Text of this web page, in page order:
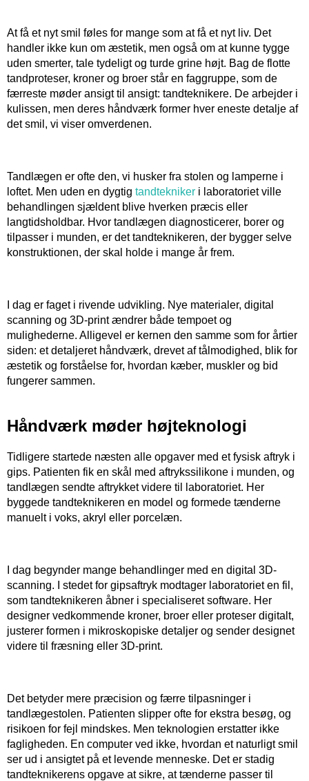
At få et nyt smil føles for mange som at få et nyt liv. Det
handler ikke kun om æstetik, men også om at kunne tygge
uden smerter, tale tydeligt og turde grine højt. Bag de flotte
tandproteser, kroner og broer står en faggruppe, som de
færreste møder ansigt til ansigt: tandteknikere. De arbejder i
kulissen, men deres håndværk former hver eneste detalje af
det smil, vi viser omverdenen.
Tandlægen er ofte den, vi husker fra stolen og lamperne i
loftet. Men uden en dygtig tandtekniker i laboratoriet ville
behandlingen sjældent blive hverken præcis eller
langtidsholdbar. Hvor tandlægen diagnosticerer, borer og
tilpasser i munden, er det tandteknikeren, der bygger selve
konstruktionen, der skal holde i mange år frem.
I dag er faget i rivende udvikling. Nye materialer, digital
scanning og 3D-print ændrer både tempoet og
mulighederne. Alligevel er kernen den samme som for årtier
siden: et detaljeret håndværk, drevet af tålmodighed, blik for
æstetik og forståelse for, hvordan kæber, muskler og bid
fungerer sammen.
Håndværk møder højteknologi
Tidligere startede næsten alle opgaver med et fysisk aftryk i
gips. Patienten fik en skål med aftrykssilikone i munden, og
tandlægen sendte aftrykket videre til laboratoriet. Her
byggede tandteknikeren en model og formede tænderne
manuelt i voks, akryl eller porcelæn.
I dag begynder mange behandlinger med en digital 3D-
scanning. I stedet for gipsaftryk modtager laboratoriet en fil,
som tandteknikeren åbner i specialiseret software. Her
designer vedkommende kroner, broer eller proteser digitalt,
justerer formen i mikroskopiske detaljer og sender designet
videre til fræsning eller 3D-print.
Det betyder mere præcision og færre tilpasninger i
tandlægestolen. Patienten slipper ofte for ekstra besøg, og
risikoen for fejl mindskes. Men teknologien erstatter ikke
fagligheden. En computer ved ikke, hvordan et naturligt smil
ser ud i ansigtet på et levende menneske. Det er stadig
tandteknikerens opgave at sikre, at tænderne passer til